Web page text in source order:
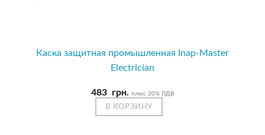
Каска защитная промышленная Inap-Master
Electrician
483 грн. плюс 20% ПДВ
В КОРЗИНУ